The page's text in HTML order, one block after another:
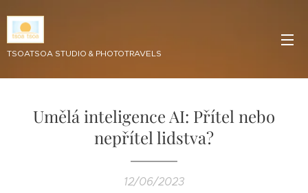
TSOATSOA STUDIO & PHOTOTRAVELS
Umělá inteligence AI: Přítel nebo
nepřítel lidstva?
12/06/2023